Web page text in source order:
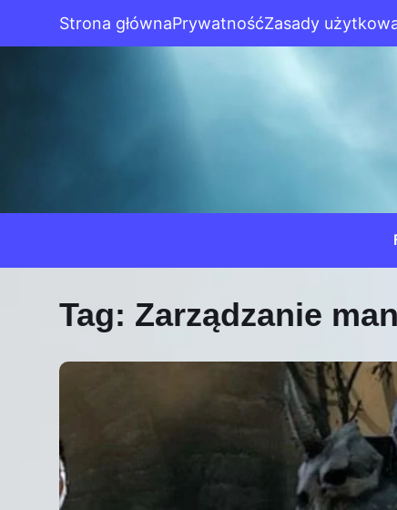
Strona głównaPrywatnośćZasady
Tag: Zarządzanie